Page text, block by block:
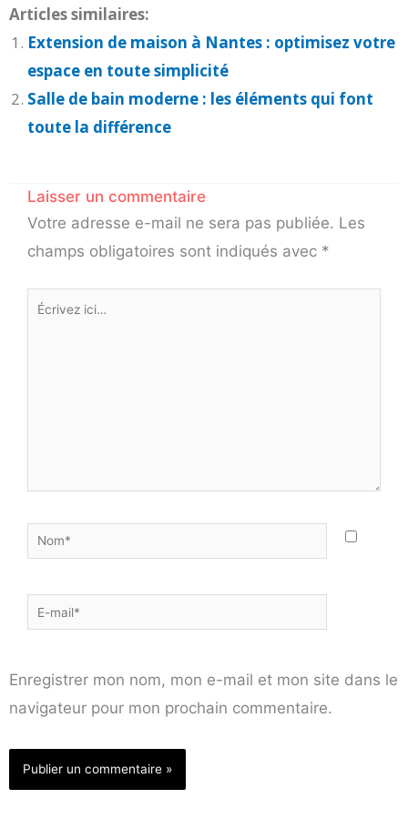
Articles similaires:
Extension de maison à Nantes : optimisez votre
espace en toute simplicité
Salle de bain moderne : les éléments qui font
toute la différence
Laisser un commentaire
Votre adresse e-mail ne sera pas publiée. Les
champs obligatoires sont indiqués avec *
Écrivez
Nom*
E-
mail*
Enregistrer mon nom, mon e-mail et mon site dans le
navigateur pour mon prochain commentaire.